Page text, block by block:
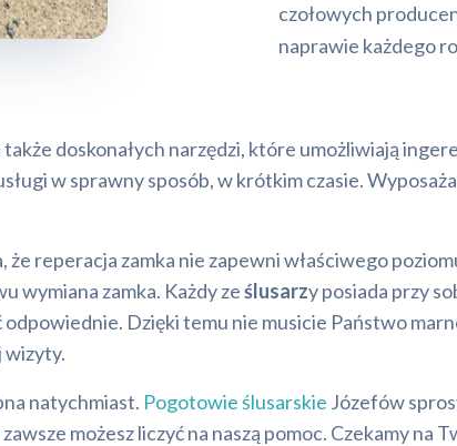
czołowych
naprawie każdego
także doskonałych narzędzi, które umożliwiają
w sprawny sposób, w krótkim czasie.
reperacja zamka nie zapewni właściwego
wymiana zamka. Każdy ześlusarzy posiada przy
Dzięki temu nie musicie Państwo
wizyty.
natychmiast. Pogotowie ślusarskie Józefów
możesz liczyć na naszą pomoc. Czekamy na